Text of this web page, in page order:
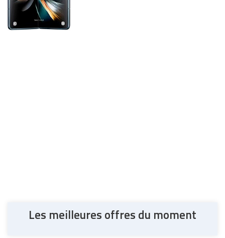
Les meilleures offres du moment